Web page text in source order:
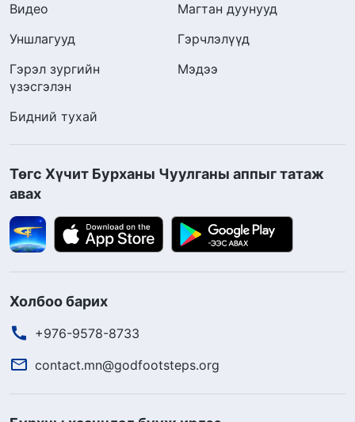
Видео
Магтан дуунууд
Уншлагууд
Гэрчлэлүүд
Гэрэл зургийн
үзэсгэлэн
Мэдээ
Бидний тухай
Төгс Хүчит Бурханы Чуулганы аппыг татаж
авах
Холбоо барих
+976-9578-8733
contact.mn@godfootsteps.org